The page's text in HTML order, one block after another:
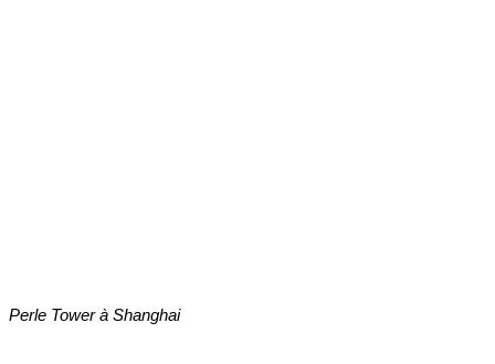
Perle Tower à Shanghai